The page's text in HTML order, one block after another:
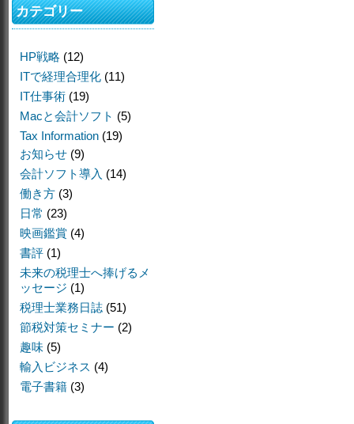
カテゴリー
HP戦略 (12)
ITで経理合理化 (11)
IT仕事術 (19)
Macと会計ソフト (5)
Tax Information (19)
お知らせ (9)
会計ソフト導入 (14)
働き方 (3)
日常 (23)
映画鑑賞 (4)
書評 (1)
未来の税理士へ捧げるメ
ッセージ (1)
税理士業務日誌 (51)
節税対策セミナー (2)
趣味 (5)
輸入ビジネス (4)
電子書籍 (3)